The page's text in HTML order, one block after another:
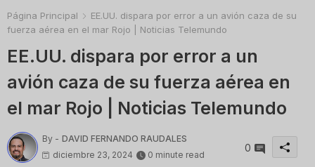
Página Principal
EE.UU. dispara por error a un avión caza de su
fuerza aérea en el mar Rojo | Noticias Telemundo
EE.UU. dispara por error a un
avión caza de su fuerza aérea en
el mar Rojo | Noticias Telemundo
By - DAVID FERNANDO RAUDALES
diciembre 23, 2024
0 minute read
0